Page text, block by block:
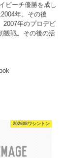
ビーチ優勝を成し
年。その後
2007年のプロデビ
観戦。その後の活
202608ワシントン